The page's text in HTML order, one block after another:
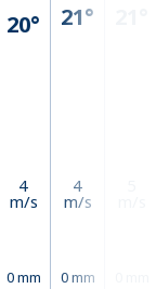
20°
4
m/s
0 mm
21°
4
m/s
0 mm